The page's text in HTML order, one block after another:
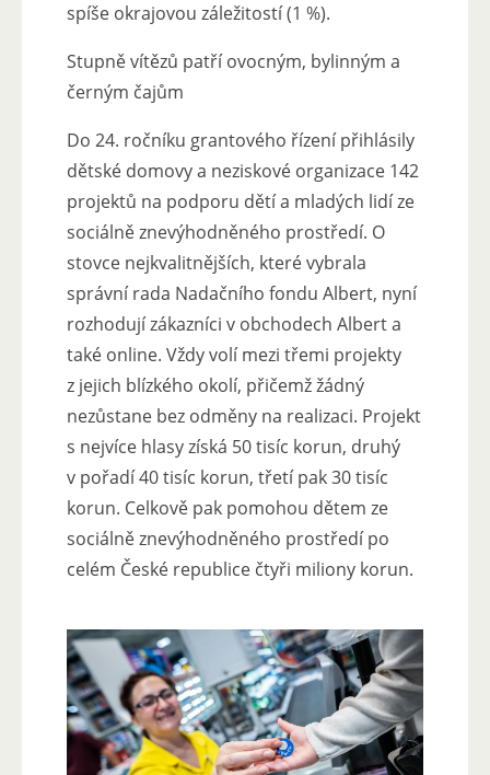
spíše okrajovou záležitostí (1 %).
Stupně vítězů patří ovocným, bylinným a
černým čajům
Do 24. ročníku grantového řízení přihlásily
dětské domovy a neziskové organizace 142
projektů na podporu dětí a mladých lidí ze
sociálně znevýhodněného prostředí. O
stovce nejkvalitnějších, které vybrala
správní rada Nadačního fondu Albert, nyní
rozhodují zákazníci v obchodech Albert a
také online. Vždy volí mezi třemi projekty
z jejich blízkého okolí, přičemž žádný
nezůstane bez odměny na realizaci. Projekt
s nejvíce hlasy získá 50 tisíc korun, druhý
v pořadí 40 tisíc korun, třetí pak 30 tisíc
korun. Celkově pak pomohou dětem ze
sociálně znevýhodněného prostředí po
celém České republice čtyři miliony korun.